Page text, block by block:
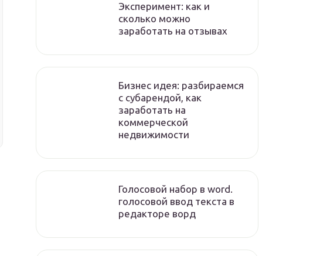
Эксперимент: как и
сколько можно
заработать на отзывах
Бизнес идея: разбираемся
с субарендой, как
заработать на
коммерческой
недвижимости
Голосовой набор в word.
голосовой ввод текста в
редакторе ворд